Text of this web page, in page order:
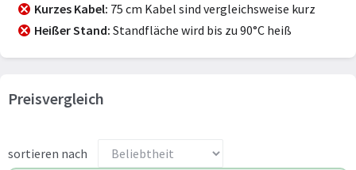
Kurzes Kabel 75 cm Kabel sind vergleichsweise kurz
Heißer Stand Standfläche wird bis zu 90°C heiß
Preisvergleich
sortieren nach